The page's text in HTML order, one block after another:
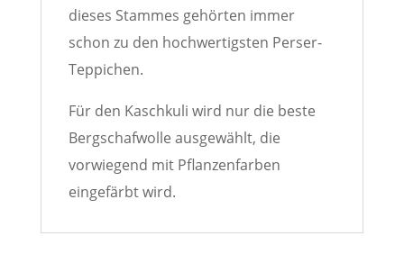
dieses Stammes gehörten immer
schon zu den hochwertigsten Perser-
Teppichen.
Für den Kaschkuli wird nur die beste
Bergschafwolle ausgewählt, die
vorwiegend mit Pflanzenfarben
eingefärbt wird.